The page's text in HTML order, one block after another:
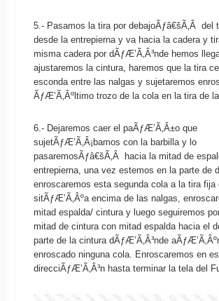
5.- Pasamos la tira por debajoÃƒâ€šÃ‚Â del
desde la entrepierna y va hacia la cadera y
misma cadera por dÃƒÆ’Ã‚Â³nde hemos
ajustaremos la cintura, haremos que la tira
esconda entre las nalgas y sujetaremos
ÃƒÆ’Ã‚Âºltimo trozo de la cola en la tira de
6.- Dejaremos caer el paÃƒÆ’Ã‚Â±o que
sujetÃƒÆ’Ã‚Â¡bamos con la barbilla y lo
pasaremosÃƒâ€šÃ‚Â hacia la mitad de
entrepierna, una vez estemos en la parte de
enroscaremos esta segunda cola a la tira fija
sitÃƒÆ’Ã‚Âºa encima de las nalgas,
mitad espalda/ cintura y luego seguiremos
mitad de cintura con mitad espalda hacia el
parte de la cintura dÃƒÆ’Ã‚Â³nde
enroscado ninguna cola. Enroscaremos en
direcciÃƒÆ’Ã‚Â³n hasta terminar la tela del